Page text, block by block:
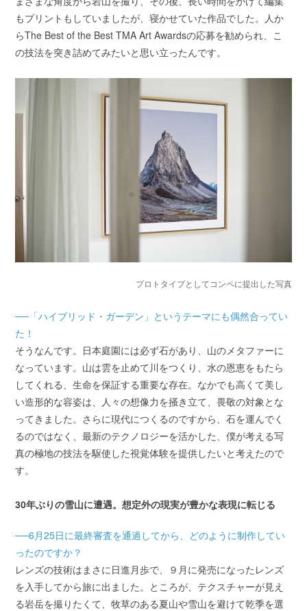
もプリントもしていましたが、寝かせていた作品でした。人か
らThe Best of the Best TMA Art Awardsの応募を勧められ、こ
の技法を突き詰めてみたいと思い立ったんです。
プロトタイプとしてコンペに提出した写真
──「ハイブリッド・ガーデン」というテーマにも偶然合ってい
た！
そうなんです。日本庭園には必ず石があり、山のメタファーに
なっています。山は雲を止めて川をつくり、水の恩恵をもたら
してくれる、生命を保証する重要な存在。なかでも高くて美し
い造形的な容姿は、人々の想像力を掻き立て、畏敬の対象とな
ってきました。さらに現代につくるのですから、石を運んでく
るのではなく、最新のテクノロジーを活かした、僕が考える写
真の極地の技法を駆使した視覚体験を提供したいと考えたので
す。
30年ぶりの雪山に遭遇。想定外の現実が豊かな表現に転じる
──6月25日に最終審査を通過してから、どのように制作してい
ったのですか？
レンズの技術はまさに日進月歩で、９月に発売になったレンズ
を入手してから旅に出ました。ところが、テクスチャーが見え
る岩岳を撮りたくて、牧草のある夏山や雪山を避けて乾季を選